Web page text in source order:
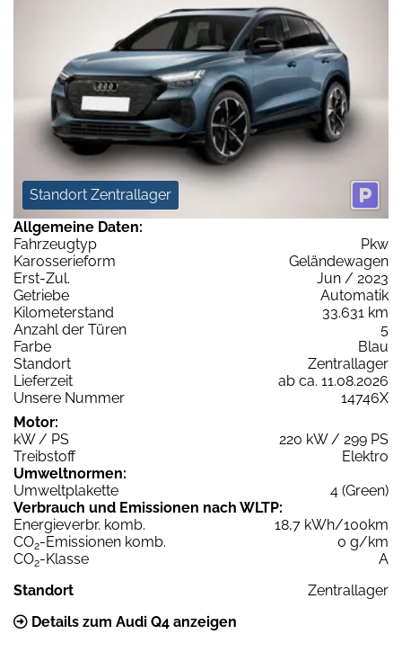
Standort Zentrallager
Allgemeine Daten:
Fahrzeugtyp
Pkw
Karosserieform
Geländewagen
Erst-Zul.
Jun / 2023
Getriebe
Automatik
Kilometerstand
33.631 km
Anzahl der Türen
5
Farbe
Blau
Standort
Zentrallager
Lieferzeit
ab ca. 11.08.2026
Unsere Nummer
14746X
Motor:
kW / PS
220 kW / 299 PS
Treibstoff
Elektro
Umweltnormen:
Umweltplakette
4 (Green)
Verbrauch und Emissionen nach WLTP:
Energieverbr. komb.
18,7 kWh/100km
CO2-Emissionen komb.
0 g/km
CO2-Klasse
A
Standort
Zentrallager
Details zum Audi Q4 anzeigen